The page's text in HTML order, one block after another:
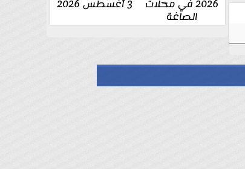
2026 في محلات
الصاغة
3 أغسطس 2026